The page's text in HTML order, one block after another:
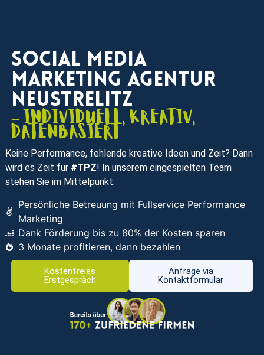
Social Media
Marketing Agentur
Neustrelitz
– individuell, kreativ,
datenbasiert
Keine Performance, fehlende kreative Ideen und Zeit? Dann
wird es Zeit für #TPZ! In unserem eingespielten Team
stehen Sie im Mittelpunkt.
Persönliche Betreuung mit Fullservice Performance
Marketing
Dank Förderung bis zu 80% der Kosten sparen
3 Monate profitieren, dann bezahlen
Kostenfreies
Erstgespräch
Anfrage via
Kontaktformular